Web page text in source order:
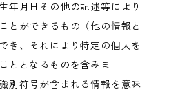
年月日その他の記述等により
とができるもの（他の情報と
き、それにより特定の個人を
ととなるものを含みま
別符号が含まれる情報を意味